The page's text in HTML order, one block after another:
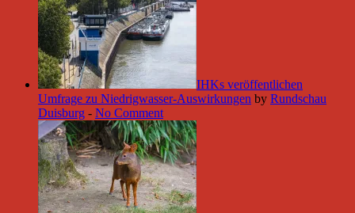
IHKs veröffentlichen
Umfrage zu Niedrigwasser-Auswirkungen by Rundschau
Duisburg - No Comment